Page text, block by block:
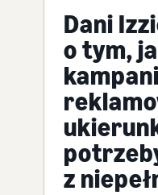
Dani
o tym,
z